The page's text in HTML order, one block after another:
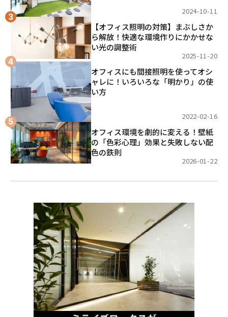
2024-10-11
【オフィス照明の対策】まぶしさか
ら解放！快適な環境作りにかかせな
い光の調整術
2025-11-20
オフィスにも間接照明を使ってオシ
ャレに！いろいろな「明かり」の使
い方
2022-02-16
オフィス環境を劇的に変える！壁紙
の「色彩心理」効果と失敗しない配
色の鉄則
2026-01-22